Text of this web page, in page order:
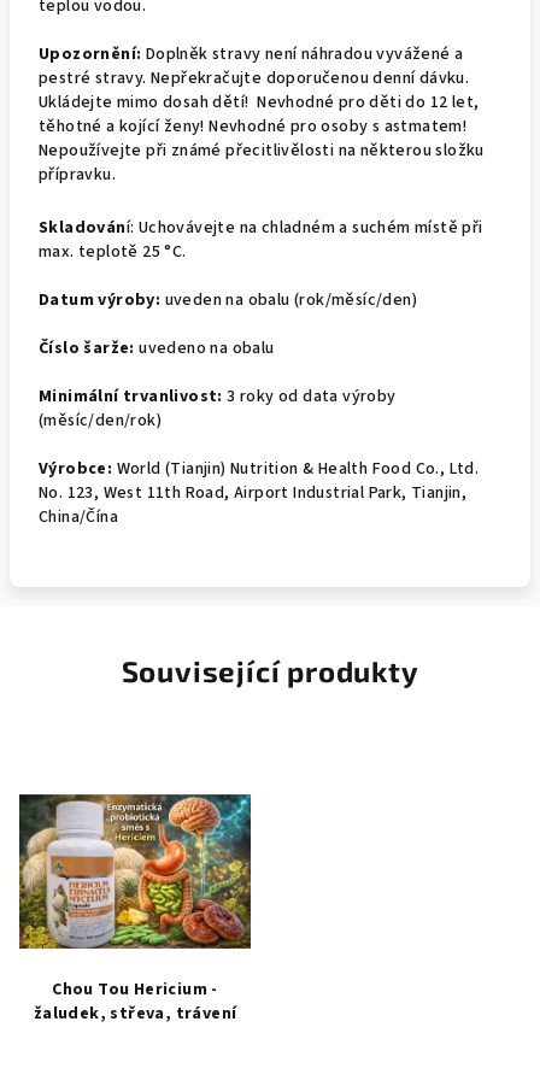
teplou vodou.
Upozornění: Doplněk stravy není náhradou vyvážené a
pestré stravy. Nepřekračujte doporučenou denní dávku.
Ukládejte mimo dosah dětí! Nevhodné pro děti do 12 let,
těhotné a kojící ženy! Nevhodné pro osoby s astmatem!
Nepoužívejte při známé přecitlivělosti na některou složku
přípravku.
Skladování: Uchovávejte na chladném a suchém místě při
max. teplotě 25 °C.
Datum výroby: uveden na obalu (rok/měsíc/den)
Číslo šarže: uvedeno na obalu
Minimální trvanlivost: 3 roky od data výroby
(měsíc/den/rok)
Výrobce: World (Tianjin) Nutrition & Health Food Co., Ltd.
No. 123, West 11th Road, Airport Industrial Park, Tianjin,
China/Čína
Související produkty
Chou Tou Hericium -
žaludek, střeva, trávení